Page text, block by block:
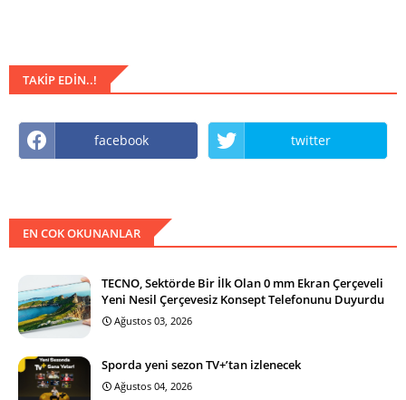
TAKIP EDIN..!
facebook twitter
EN COK OKUNANLAR
TECNO, Sektörde Bir İlk Olan 0 mm Ekran Çerçeveli
Yeni Nesil Çerçevesiz Konsept Telefonunu Duyurdu
Ağustos 03, 2026
Sporda yeni sezon TV+’tan izlenecek
Ağustos 04, 2026